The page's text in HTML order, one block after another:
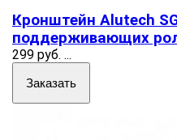
Кронштейн Alutech
поддерживающих
299 руб. ...
Заказать